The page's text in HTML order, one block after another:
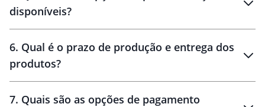
personalização
amostra virtual
disponíveis?
6. Qual é o prazo de produção e entrega dos
produtos?
7. Quais são as opções de pagamento